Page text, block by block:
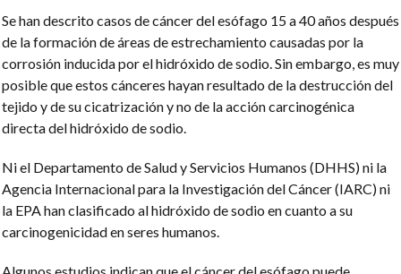
Se han descrito casos de cáncer del esófago 15 a 40 años después
de la formación de áreas de estrechamiento causadas por la
corrosión inducida por el hidróxido de sodio. Sin embargo, es muy
posible que estos cánceres hayan resultado de la destrucción del
tejido y de su cicatrización y no de la acción carcinogénica
directa del hidróxido de sodio.
Ni el Departamento de Salud y Servicios Humanos (DHHS) ni la
Agencia Internacional para la Investigación del Cáncer (IARC) ni
la EPAhan clasificado al hidróxido de sodio en cuanto a su
carcinogenicidad en seres humanos.